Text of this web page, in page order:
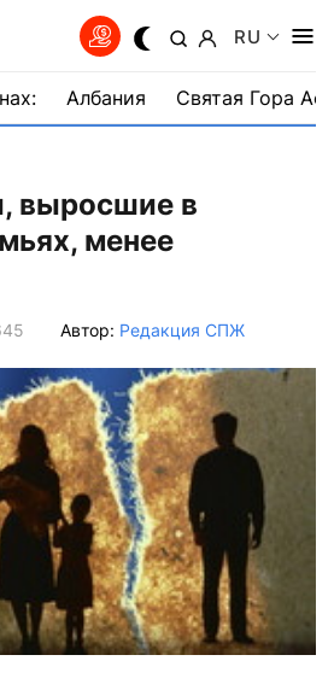
RU
Албания Святая Гора
выросшие в
менее
Автор: Редакция СПЖ